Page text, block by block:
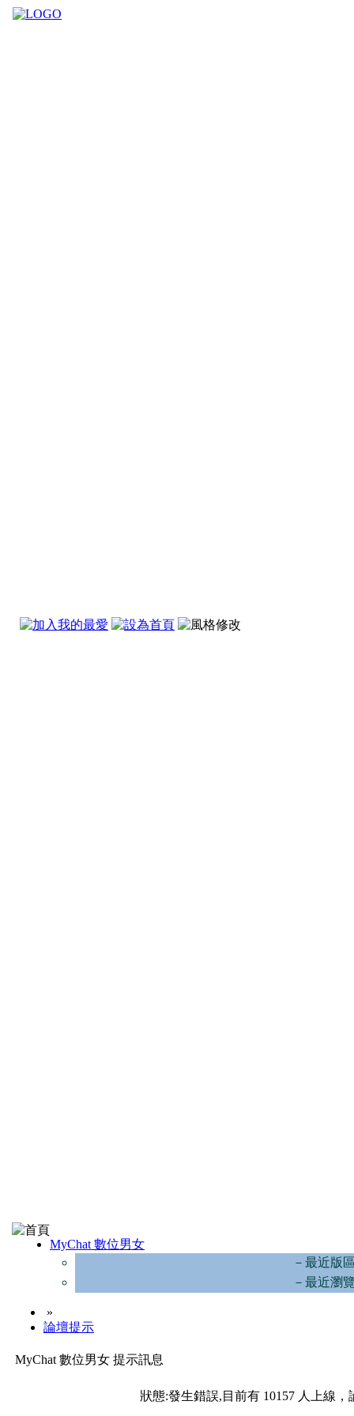
MyChat 數位男女
－最近版
－最近瀏
»
論壇提示
MyChat 數位男女 提示訊息
狀態:發生錯誤,目前有 10157 人上線